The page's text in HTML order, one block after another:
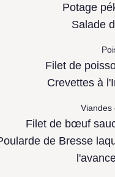
Potage
Salade
Filet de
Crevettes à
Viandes
Filet de bœuf
de Bresse